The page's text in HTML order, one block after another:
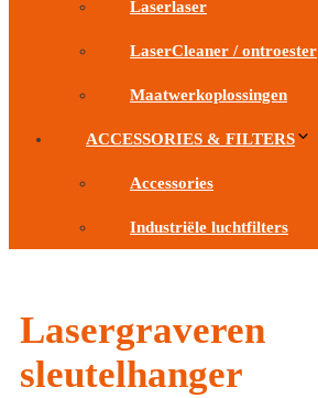
Laserlaser
LaserCleaner / ontroester
Maatwerkoplossingen
ACCESSORIES & FILTERS
Accessories
Industriële luchtfilters
Lasergraveren
sleutelhanger